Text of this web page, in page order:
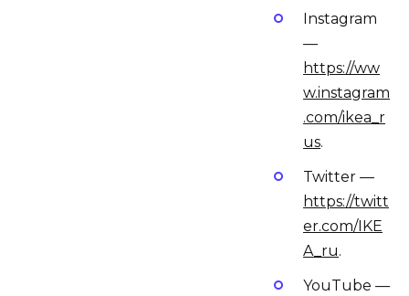
Instagram
—
https://ww
w.instagram
.com/ikea_r
us.
Twitter —
https://twitt
er.com/IKE
A_ru.
YouTube —